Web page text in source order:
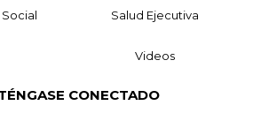
Salud Ejecutiva
Videos
CONECTADO